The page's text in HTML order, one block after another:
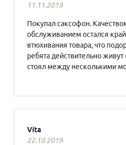
11.11.2019
Покупал саксофон.
обслуживанием остался
втюхивания товара, что
ребята действительно
стоял между несколькими
Vita
22.10.2019